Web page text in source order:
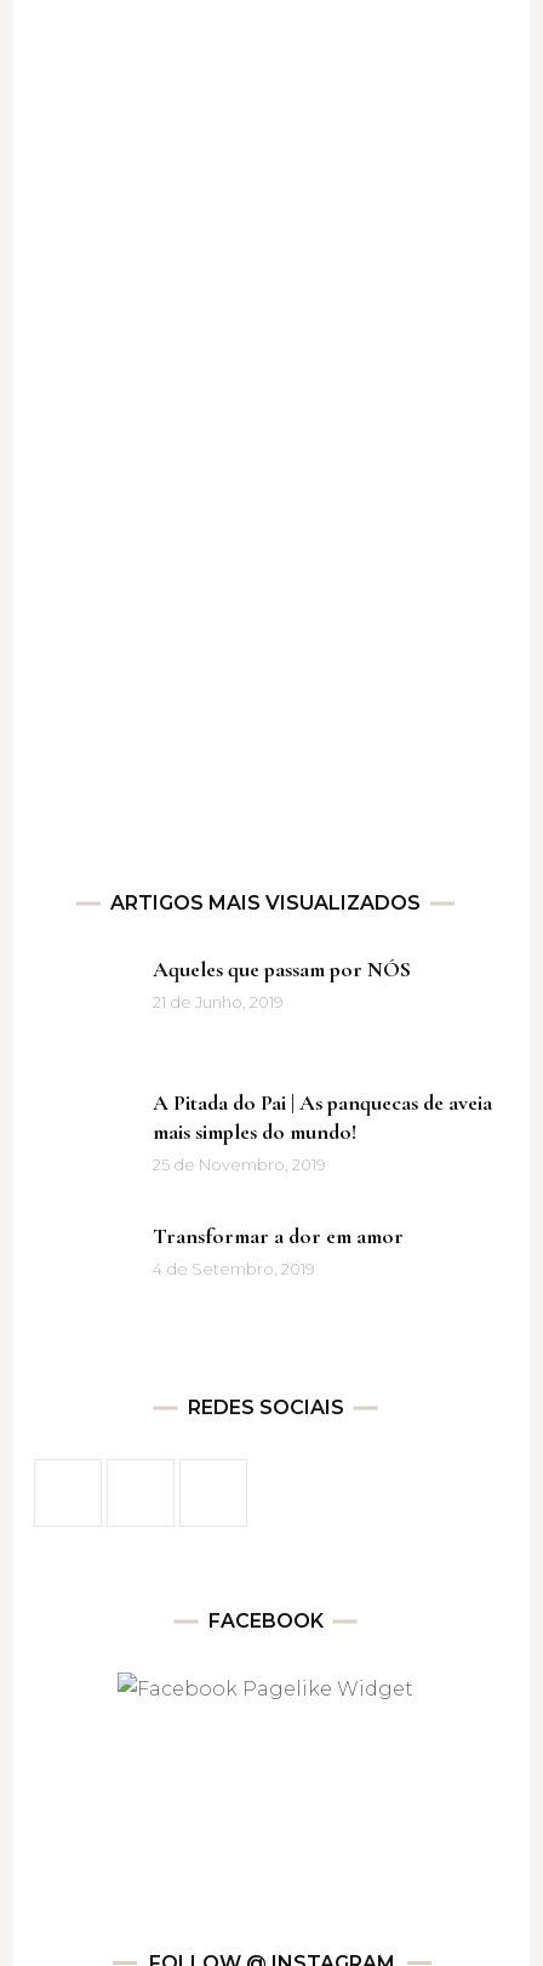
ARTIGOS MAIS VISUALIZADOS
Aqueles que passam por NÓS
21 de Junho, 2019
A Pitada do Pai | As panquecas de aveia
mais simples do mundo!
25 de Novembro, 2019
Transformar a dor em amor
4 de Setembro, 2019
REDES SOCIAIS
FACEBOOK